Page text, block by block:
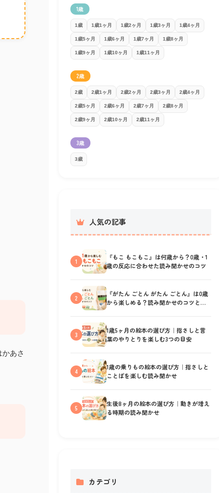
あさ
1歳
1歳 1歳1ヶ月 1歳2ヶ月 1歳3ヶ月 1歳4ヶ月
1歳5ヶ月 1歳6ヶ月 1歳7ヶ月 1歳8ヶ月
1歳9ヶ月 1歳10ヶ月 1歳11ヶ月
2歳
2歳 2歳1ヶ月 2歳2ヶ月 2歳3ヶ月 2歳4ヶ月
2歳5ヶ月 2歳6ヶ月 2歳7ヶ月 2歳8ヶ月
2歳9ヶ月 2歳10ヶ月 2歳11ヶ月
3歳
3歳
人気の記事
1
『もこ もこもこ』は何歳から？0歳・1
歳の反応に合わせた読み聞かせのコツ
2
『がたん ごとん がたん ごとん』は0歳
から楽しめる？読み聞かせのコツと反
3
1歳5ヶ月の絵本の選び方｜指さしと言
葉のやりとりを楽しむ3つの目安
4
1歳の乗りもの絵本の選び方｜指さしと
ことばを楽しむ読み聞かせ
5
生後8ヶ月の絵本の選び方｜動きが増え
る時期の読み聞かせ
カテゴリ